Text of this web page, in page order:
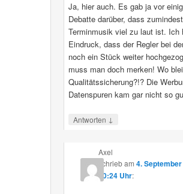
Ja, hier auch. Es gab ja vor
Debatte darüber, dass
Terminmusik viel zu laut ist. Ich
Eindruck, dass der Regler bei
noch ein Stück weiter
muss man doch merken! Wo
Qualitätssicherung?!? Die
Datenspuren kam gar nicht so
Antworten ↓
Axel
schriebam 4.
10:24 Uhr: